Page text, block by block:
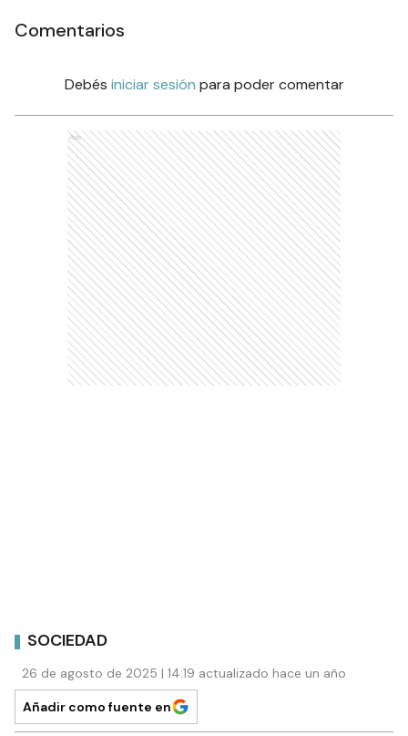
Ads
SOCIEDAD
26 de agosto de 2025 | 14:19 actualizado hace un año